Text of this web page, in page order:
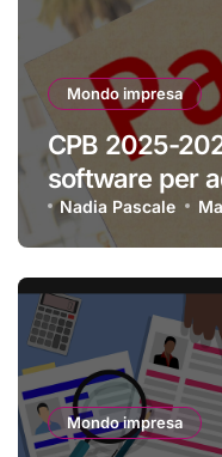
Mondo impresa
CPB 2025-
software per
Nadia Pascale
Mondo impresa